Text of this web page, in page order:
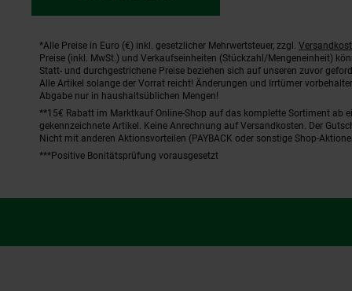
Fußnoten
*Alle Preise in Euro (€) inkl. gesetzlicher Mehrwertsteuer, zzgl.
Preise (inkl. MwSt.) und Verkaufseinheiten (Stückzahl/Mengeneinheit)
Statt- und durchgestrichene Preise beziehen sich auf unseren zuvor
Alle Artikel solange der Vorrat reicht! Änderungen und Irrtümer
Abgabe nur in haushaltsüblichen Mengen!
**15€ Rabatt im Marktkauf Online-Shop auf das komplette Sortiment ab
gekennzeichnete Artikel. Keine Anrechnung auf Versandkosten. Der
Nicht mit anderen Aktionsvorteilen (PAYBACK oder sonstige Shop-
***Positive Bonitätsprüfung vorausgesetzt